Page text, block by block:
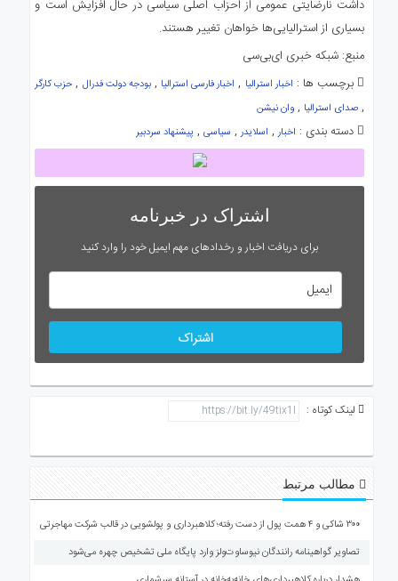
داشت نارضایتی عمومی از احزاب اصلی سیاسی در حال افزایش است و
بسیاری از استرالیایی‌ها خواهان تغییر هستند.
منبع:‌ شبکه خبری ای‌بی‌سی
برچسب ها : اخبار استرالیا , اخبار فارسی استرالیا ,بودجه دولت فدرال , حزب کارگر
, صدای استرالیا , وان نیشن
دسته بندی : اخبار, اسلایدر, سیاسی, پیشنهاد سردبیر
اشتراک در خبرنامه
برای دریافت اخبار و رخدادهای مهم ایمیل خود را وارد کنید
اشتراک
لینک کوتاه :
مطالب مرتبط
۳۰۰ شاکی و ۴ همت پول از دست رفته؛ کلاهبرداری و پولشویی در قالب شرکت مهاجرتی
تصاویر گواهینامه رانندگان نیوساوت‌ولز وارد پایگاه ملی تشخیص چهره می‌شود